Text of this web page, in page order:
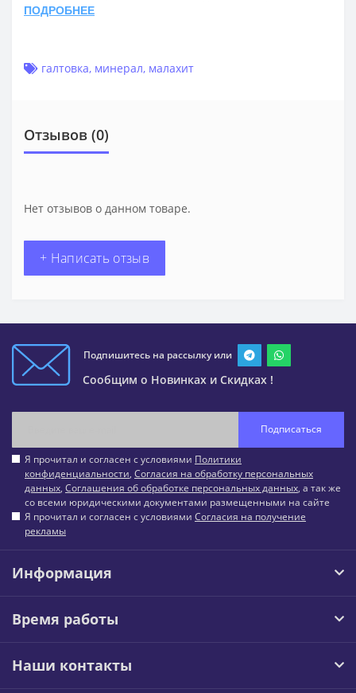
ПОДРОБНЕЕ
галтовка, минерал, малахит
Отзывов (0)
Нет отзывов о данном товаре.
+ Написать отзыв
Подпишитесь на рассылку или
Сообщим о Новинках и Скидках !
Подписаться
Я прочитал и согласен с условиями Политики
конфиденциальности, Согласия на обработку персональных
данных, Соглашения об обработке персональных данных, а так же
со всеми юридическими документами размещенными на сайте
Я прочитал и согласен с условиями Согласия на получение
рекламы
Информация
Время работы
Наши контакты